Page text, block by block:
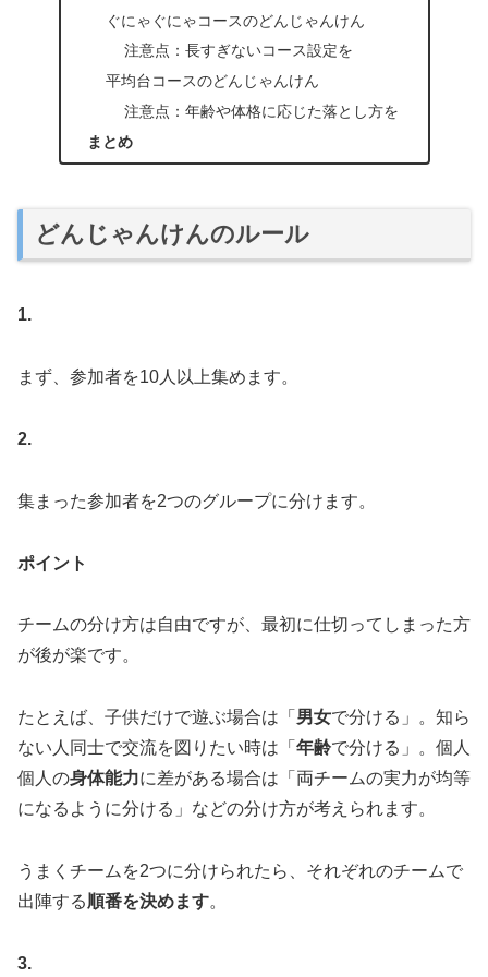
ぐにゃぐにゃコースのどんじゃんけん
注意点：長すぎないコース設定を
平均台コースのどんじゃんけん
注意点：年齢や体格に応じた落とし方を
まとめ
どんじゃんけんのルール
1.
まず、参加者を10人以上集めます。
2.
集まった参加者を2つのグループに分けます。
ポイント
チームの分け方は自由ですが、最初に仕切ってしまった方
が後が楽です。
たとえば、子供だけで遊ぶ場合は「 男女で分ける」。知ら
ない人同士で交流を図りたい時は「 年齢で分ける」。個人
個人の身体能力に差がある場合は「両チームの実力が均等
になるように分ける」などの分け方が考えられます。
うまくチームを2つに分けられたら、それぞれのチームで
出陣する順番を決めます。
3.